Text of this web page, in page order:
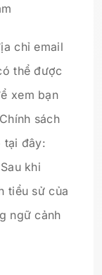
chỉ email
thể được
xem bạn
sách
tại đây:
khi
tiểu sử của
ngữ cảnh